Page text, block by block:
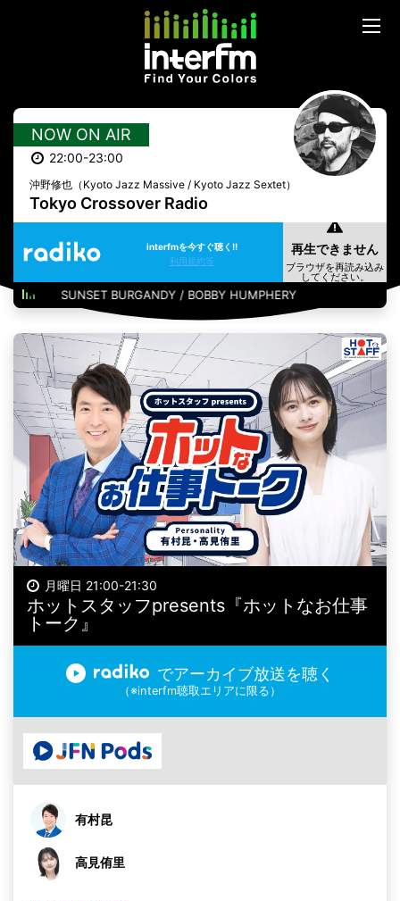
NOW ON AIR
22:00-23:00
沖野修也（Kyoto Jazz Massive / Kyoto Jazz Sextet）
Tokyo Crossover Radio
interfmを今すぐ聴く!!
利用規約等
SUNSET BURGANDY / BOBBY HUMPHERY
月曜日 21:00-21:30
ホットスタッフpresents『ホットなお仕事
トーク』
でアーカイブ放送を聴く
（※interfm聴取エリアに限る）
有村昆
高見侑里